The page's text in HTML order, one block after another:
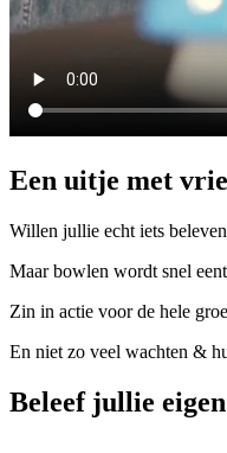
Een uitje met
Willen jullie echt iets
Maar bowlen wordt snel
Zin in actie voor de hele
En niet zo veel wachten &
Beleef jullie